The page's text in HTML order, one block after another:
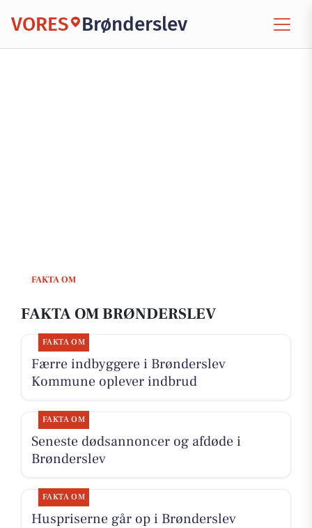
VORES Brønderslev
FAKTA OM
FAKTA OM BRØNDERSLEV
FAKTA OM
Færre indbyggere i Brønderslev
Kommune oplever indbrud
FAKTA OM
Seneste dødsannoncer og afdøde i
Brønderslev
FAKTA OM
Huspriserne går op i Brønderslev